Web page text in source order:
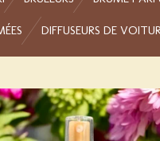
DIFFUSEURS DE